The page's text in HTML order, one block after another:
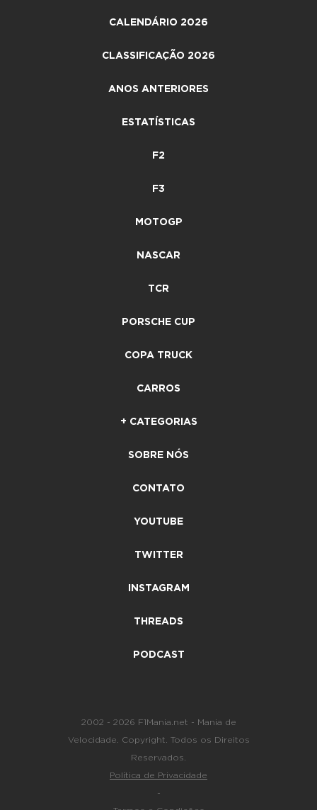
CALENDÁRIO 2026
CLASSIFICAÇÃO 2026
ANOS ANTERIORES
ESTATÍSTICAS
F2
F3
MOTOGP
NASCAR
TCR
PORSCHE CUP
COPA TRUCK
CARROS
+ CATEGORIAS
SOBRE NÓS
CONTATO
YOUTUBE
TWITTER
INSTAGRAM
THREADS
PODCAST
2002 - 2026 F1Mania.net - Mania de
Velocidade. Copyright. Todos os Direitos
Reservados.
Política de Privacidade
-